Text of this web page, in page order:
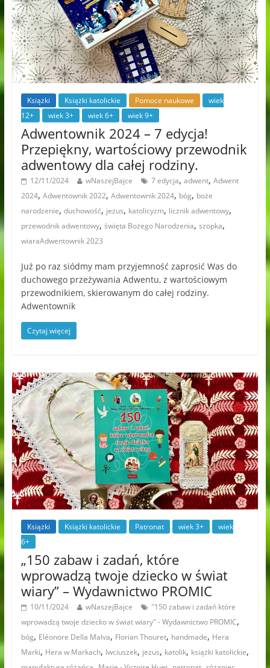
Książki Książki katolickie Pomoce naukowe
wiek
12+
wiek 3+ wiek 6+ wiek 9+
Adwentownik 2024 – 7 edycja!
Przepiękny, wartościowy przewodnik
adwentowy dla całej rodziny.
12/11/2024 wNaszejBajce 7 edycja, adwent, Adwent
2024, Adwentownik 2022, Adwentownik 2024, bóg, boże
narodzenie, duchowość, jezus, katolicyzm, licznik adwentowy,
przewodnik adwentowy, święta Bożego Narodzenia, szopka,
wiaraAdwentownik 2023
Już po raz siódmy mam przyjemność zaprosić Was do
duchowego przeżywania Adwentu, z wartościowym
przewodnikiem, skierowanym do całej rodziny.
Adwentownik
Czytaj więcej
Książki Książki katolickie Patronat wiek 3+
wiek
6+
„150 zabaw i zadań, które
wprowadzą twoje dziecko w świat
wiary” – Wydawnictwo PROMIC
10/11/2024 wNaszejBajce
"150 zabaw i zadań które
wprowadzą twoje dziecko w świat wiary" - Wydawnictwo PROMIC,
bóg, Eléonore Della Malva, Florian Thouret, handmade, Hera
Marki, Hera w Markach, Iwciuszek, jezus, katolik, książki katolickie,